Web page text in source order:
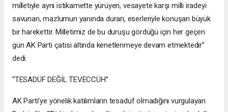
milletiyle aynı istikamette yürüyen, vesayete karşı milli iradeyi
savunan, mazlumun yanında duran, eserleriyle konuşan büyük
bir harekettir. Milletimiz de bu duruşu gördüğü için her geçen
gün AK Parti çatısı altında kenetlenmeye devam etmektedir”
dedi.
“TESADÜF DEĞİL TEVECCÜH”
AK Parti’ye yönelik katılımların tesadüf olmadığını vurgulayan